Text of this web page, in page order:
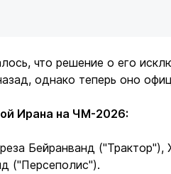
что решение о его
однако теперь оно
Ирана на ЧМ-2026:
Бейранванд ("Трактор"),
("Персеполис").